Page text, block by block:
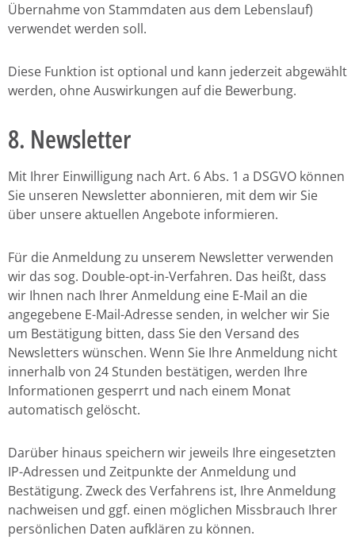
Übernahme von Stammdaten aus dem Lebenslauf)
verwendet werden soll.
Diese Funktion ist optional und kann jederzeit abgewählt
werden, ohne Auswirkungen auf die Bewerbung.
8. Newsletter
Mit Ihrer Einwilligung nach Art. 6 Abs. 1 a DSGVO können
Sie unseren Newsletter abonnieren, mit dem wir Sie
über unsere aktuellen Angebote informieren.
Für die Anmeldung zu unserem Newsletter verwenden
wir das sog. Double-opt-in-Verfahren. Das heißt, dass
wir Ihnen nach Ihrer Anmeldung eine E-Mail an die
angegebene E-Mail-Adresse senden, in welcher wir Sie
um Bestätigung bitten, dass Sie den Versand des
Newsletters wünschen. Wenn Sie Ihre Anmeldung nicht
innerhalb von 24 Stunden bestätigen, werden Ihre
Informationen gesperrt und nach einem Monat
automatisch gelöscht.
Darüber hinaus speichern wir jeweils Ihre eingesetzten
IP-Adressen und Zeitpunkte der Anmeldung und
Bestätigung. Zweck des Verfahrens ist, Ihre Anmeldung
nachweisen und ggf. einen möglichen Missbrauch Ihrer
persönlichen Daten aufklären zu können.